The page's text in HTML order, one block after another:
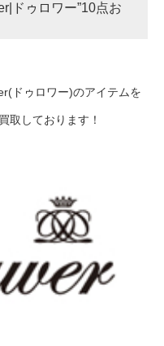
ドゥロワー”10点お
ドゥロワー)のアイテムを
取しております！